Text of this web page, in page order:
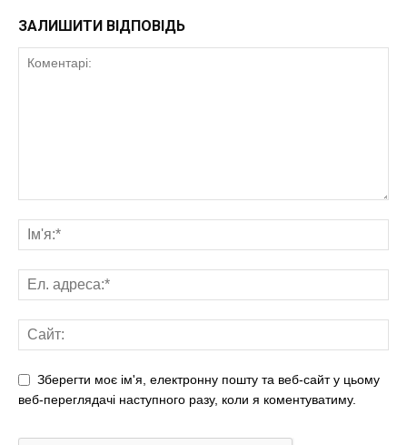
ЗАЛИШИТИ ВІДПОВІДЬ
Зберегти моє ім'я, електронну пошту та веб-сайт у цьому
веб-переглядачі наступного разу, коли я коментуватиму.